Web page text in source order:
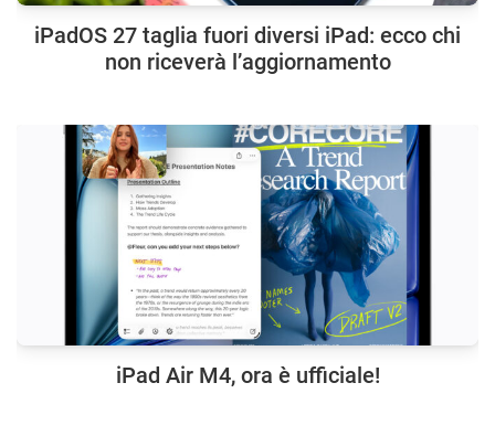
iPadOS 27 taglia fuori diversi iPad: ecco chi
non riceverà l’aggiornamento
iPad Air M4, ora è ufficiale!